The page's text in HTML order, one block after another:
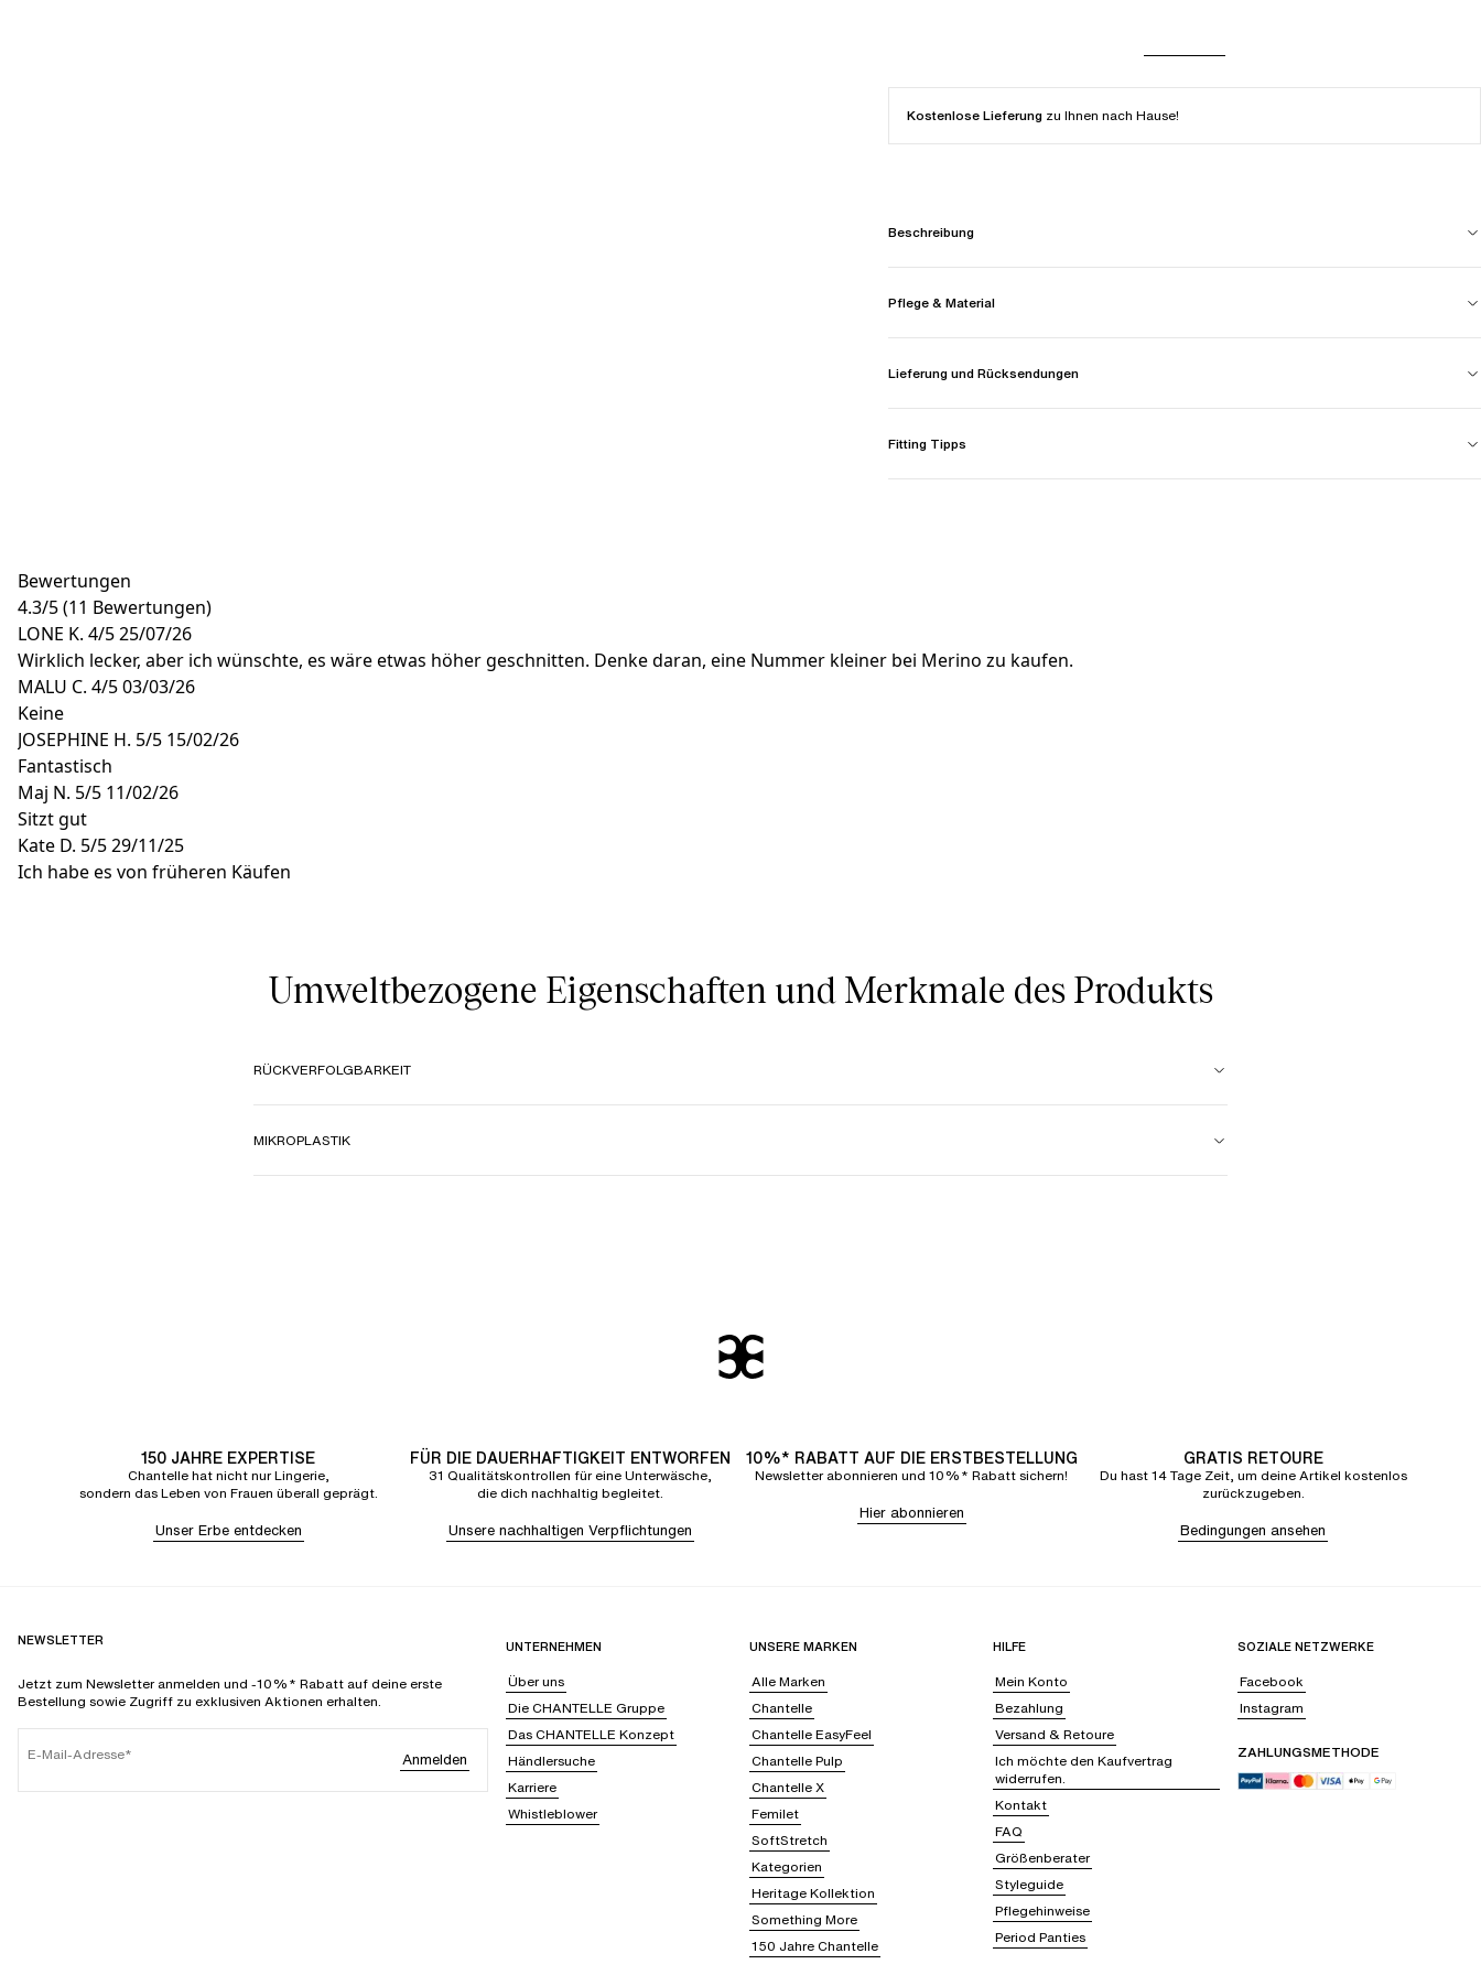
Kostenlose Lieferung zu Ihnen nach Hause!
Beschreibung
Pflege & Material
Lieferung und Rücksendungen
Fitting Tipps
Bewertungen
4.3/5(11 Bewertungen)
LONE K. 4/525/07/26
Wirklich lecker, aber ich wünschte, es wäre etwas höher geschnitten. Denke daran, eine Nummer kleiner bei Merino zu kaufen.
MALU C. 4/503/03/26
Keine
JOSEPHINE H. 5/5 15/02/26
Fantastisch
Maj N. 5/5 11/02/26
Sitzt gut
Kate D. 5/529/11/25
Ich habe es von früheren Käufen
Umweltbezogene Eigenschaften und Merkmale des Produkts
RÜCKVERFOLGBARKEIT
MIKROPLASTIK
150 JAHRE EXPERTISE
Chantelle hat nicht nur Lingerie,
sondern das Leben von Frauen überall geprägt.
Unser Erbe entdecken
FÜR DIE DAUERHAFTIGKEIT ENTWORFEN
31 Qualitätskontrollen für eine Unterwäsche,
die dich nachhaltig begleitet.
Unsere nachhaltigen Verpflichtungen
10%* RABATT AUF DIE ERSTBESTELLUNG
Newsletter abonnieren und 10%* Rabatt sichern!
Hier abonnieren
GRATIS RETOURE
Du hast 14 Tage Zeit, um deine Artikel kostenlos
zurückzugeben.
Bedingungen ansehen
NEWSLETTER
Jetzt zum Newsletter anmelden und -10%* Rabatt auf deine erste
Bestellung sowie Zugriff zu exklusiven Aktionen erhalten.
E-Mail-Adresse Anmelden
UNTERNEHMEN
Über uns
Die CHANTELLE Gruppe
Das CHANTELLE Konzept
Händlersuche
Karriere
Whistleblower
UNSERE MARKEN
Alle Marken
Chantelle
Chantelle EasyFeel
Chantelle Pulp
Chantelle X
Femilet
SoftStretch
Kategorien
Heritage Kollektion
Something More
150 Jahre Chantelle
HILFE
Mein Konto
Bezahlung
Versand & Retoure
Ich möchte den Kaufvertrag
widerrufen.
Kontakt
FAQ
Größenberater
Styleguide
Pflegehinweise
Period Panties
SOZIALE NETZWERKE
Facebook
Instagram
ZAHLUNGSMETHODE